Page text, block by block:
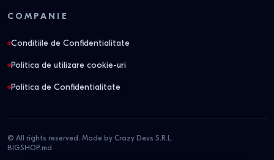
COMPANIE
Conditiile de Confidentialitate
Politica de utilizare cookie-uri
Politica de Confidentialitate
© All rights reserved. Made by Crazy Devs S.R.L.
BIGSHOP.md